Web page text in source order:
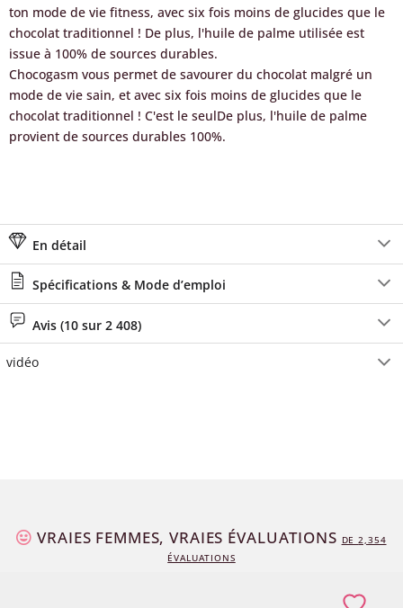
ton mode de vie fitness, avec six fois moins de glucides que le
chocolat traditionnel ! De plus, l'huile de palme utilisée est
issue à 100% de sources durables.
Chocogasm vous permet de savourer du chocolat malgré un
mode de vie sain, et avec six fois moins de glucides que le
chocolat traditionnel ! C'est le seulDe plus, l'huile de palme
provient de sources durables 100%.
En détail
Spécifications & Mode d’emploi
Avis (10 sur 2 408)
vidéo
VRAIES FEMMES, VRAIES ÉVALUATIONS DE2,367
ÉVALUATIONS